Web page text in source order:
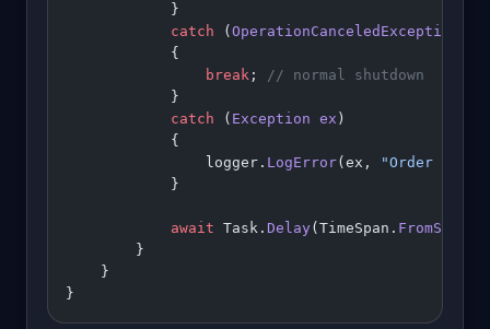
            }
            catch
( OperationCanceledException
            {
                break
;
// normal shutdown
            }
            catch
( Exception ex )
            {
                logger.
LogError(ex,
"Order
            }
            await
Task. Delay(TimeSpan.
        }
    }
}